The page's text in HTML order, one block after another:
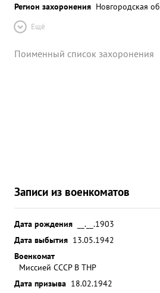
Регион захоронения Новгородская
Ещё
Поименный список захоронения
Записи из военкоматов
Дата рождения
__.__.1903
Дата выбытия 13.05.1942
Военкомат
Миссией СССР В ТНР
Дата призыва 18.02.1942